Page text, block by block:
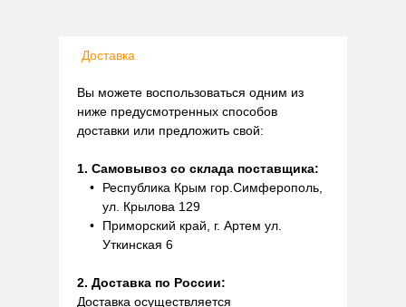
Доставка
Вы можете воспользоваться одним из
ниже предусмотренных способов
доставки или предложить свой:
1. Самовывоз со склада поставщика:
Республика Крым гор.Симферополь,
ул. Крылова 129
Приморский край, г. Артем ул.
Уткинская 6
2. Доставка по России:
Доставка осуществляется